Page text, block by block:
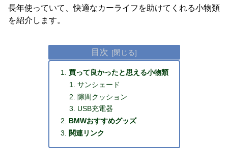
長年使っていて、快適なカーライフを助けてくれる小物類
を紹介します。
目次
買って良かったと思える小物類
サンシェード
隙間クッション
USB充電器
BMWおすすめグッズ
関連リンク